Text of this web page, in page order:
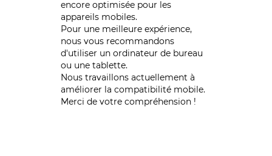
encore optimisée pour les
appareils mobiles.
Pour une meilleure expérience,
nous vous recommandons
d'utiliser un ordinateur de bureau
ou une tablette.
Nous travaillons actuellement à
améliorer la compatibilité mobile.
Merci de votre compréhension !